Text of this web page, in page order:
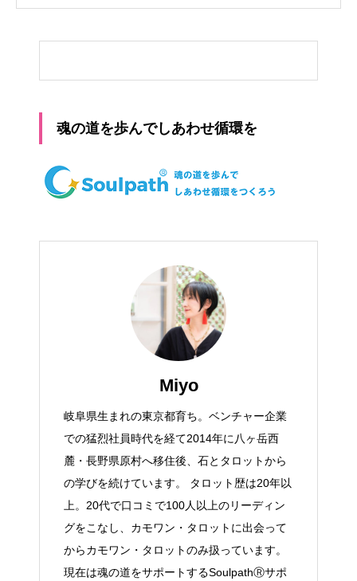
魂の道を歩んでしあわせ循環を
Miyo
岐阜県生まれの東京都育ち。ベンチャー企業
での猛烈社員時代を経て2014年に八ヶ岳西
麓・長野県原村へ移住後、石とタロットから
の学びを続けています。 タロット歴は20年以
上。20代で口コミで100人以上のリーディン
グをこなし、カモワン・タロットに出会って
からカモワン・タロットのみ扱っています。
現在は魂の道をサポートするSoulpathⓇサポ